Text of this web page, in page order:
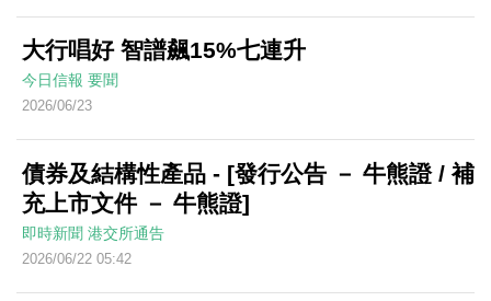
大行唱好 智譜飆15%七連升
今日信報 要聞
2026/06/23
債券及結構性產品 - [發行公告 － 牛熊證 / 補
充上市文件 － 牛熊證]
即時新聞 港交所通告
2026/06/22 05:42